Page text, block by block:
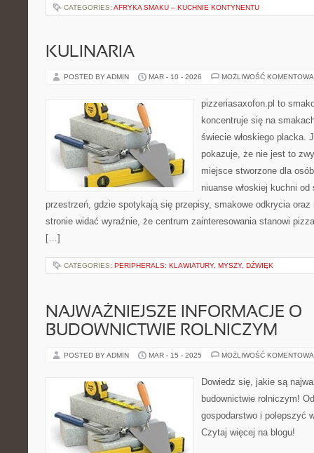
CATEGORIES: AFRYKA SMAKU – KUCHNIE KONTYNENTU
KULINARIA
POSTED BY ADMIN MAR - 10 - 2026 MOŻLIWOŚĆ
pizzeriasaxofon.pl to
koncentruje się na
świecie włoskiego placka.
pokazuje, że nie jest to
miejsce stworzone dla
niuanse włoskiej kuchni
przestrzeń, gdzie spotykają się przepisy, smakowe odkrycia oraz
stronie widać wyraźnie, że centrum zainteresowania stanowi
[…]
CATEGORIES: PERIPHERALS: KLAWIATURY, MYSZY, DŹWIĘK
NAJWAŻNIEJSZE INFORMACJE O
BUDOWNICTWIE ROLNICZYM
POSTED BY ADMIN MAR - 15 - 2025 MOŻLIWOŚĆ
Dowiedz się, jakie są
budownictwie rolniczym!
gospodarstwo i polepszyć
Czytaj więcej na blogu!